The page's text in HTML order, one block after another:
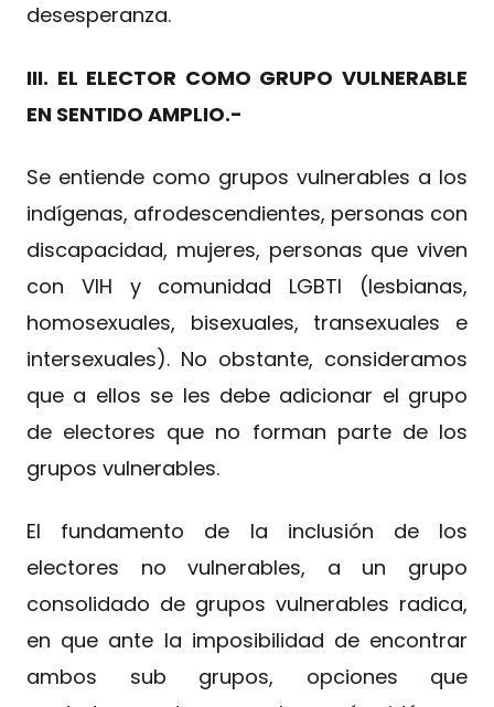
desesperanza.
III. EL ELECTOR COMO GRUPO VULNERABLE
EN SENTIDO AMPLIO.-
Se entiende como grupos vulnerables a los
indígenas, afrodescendientes, personas con
discapacidad, mujeres, personas que viven
con VIH y comunidad LGBTI (lesbianas,
homosexuales, bisexuales, transexuales e
intersexuales). No obstante, consideramos
que a ellos se les debe adicionar el grupo
de electores que no forman parte de los
grupos vulnerables.
El fundamento de la inclusión de los
electores no vulnerables, a un grupo
consolidado de grupos vulnerables radica,
en que ante la imposibilidad de encontrar
ambos sub grupos, opciones que